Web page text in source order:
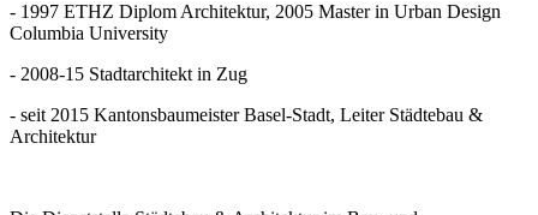
- 1997 ETHZ Diplom Architektur, 2005 Master in Urban Design
Columbia University
- 2008-15 Stadtarchitekt in Zug
- seit 2015 Kantonsbaumeister Basel-Stadt, Leiter Städtebau &
Architektur